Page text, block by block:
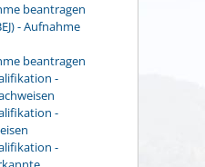
beantragen
- Aufnahme
beantragen
-
-
-